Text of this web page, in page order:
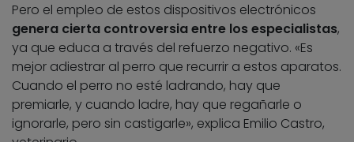
Pero el empleo de estos dispositivos electrónicos
genera cierta controversia entre los especialistas,
ya que educa a través del refuerzo negativo. «Es
mejor adiestrar al perro que recurrir a estos aparatos.
Cuando el perro no esté ladrando, hay que
premiarle, y cuando ladre, hay que regañarle o
ignorarle, pero sin castigarle», explica Emilio Castro,